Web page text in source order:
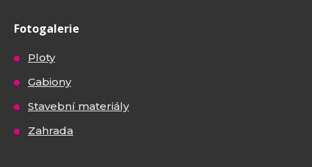
Fotogalerie
Ploty
Gabiony
Stavební materiály
Zahrada